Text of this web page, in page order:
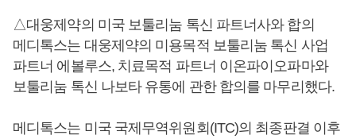
△대웅제약의 미국 보툴리눔 톡신 파트너사와 합의
메디톡스는 대웅제약의 미용목적 보툴리눔 톡신 사업
파트너 에볼루스, 치료목적 파트너 이온파이오파마와
보툴리눔 톡신 나보타 유통에 관한 합의를 마무리했다.
메디톡스는 미국 국제무역위원회(ITC)의 최종판결 이후